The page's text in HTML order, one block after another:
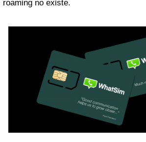
roaming no existe.